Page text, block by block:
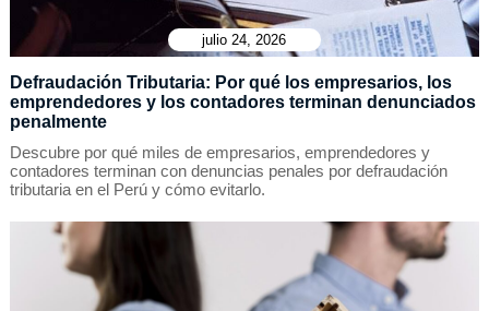
julio 24, 2026
Defraudación Tributaria: Por qué los empresarios, los
emprendedores y los contadores terminan denunciados
penalmente
Descubre por qué miles de empresarios, emprendedores y
contadores terminan con denuncias penales por defraudación
tributaria en el Perú y cómo evitarlo.